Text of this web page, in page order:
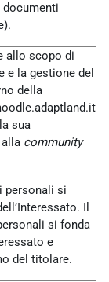
documenti
allo scopo di
e la gestione del
della
sua
community
personali si
Il
si fonda
e
del titolare.